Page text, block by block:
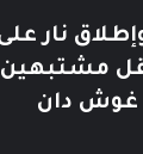
نار
غوش دان